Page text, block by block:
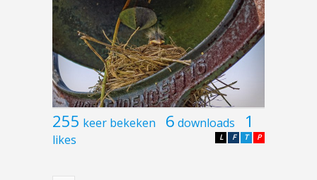
255 keer bekeken 6 downloads 1
likes P
T
F
L